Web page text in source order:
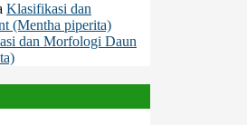
Klasifikasi dan
(Mentha piperita)
dan Morfologi Daun